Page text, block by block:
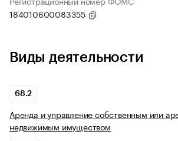
184010600083355
Виды деятельности
68.2
Аренда и управление собственным или
недвижимым имуществом